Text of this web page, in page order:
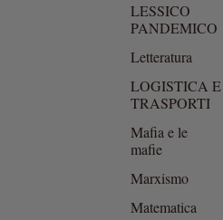
LESSICO
PANDEMICO
Letteratura
LOGISTICA E
TRASPORTI
Mafia e le
mafie
Marxismo
Matematica